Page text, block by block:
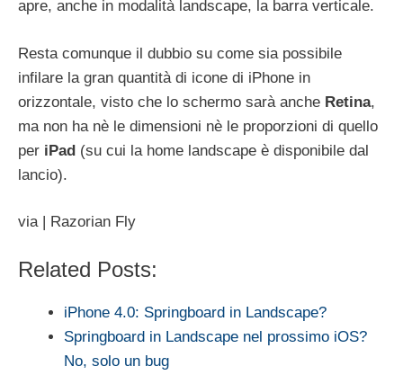
apre, anche in modalità landscape, la barra verticale.
Resta comunque il dubbio su come sia possibile
infilare la gran quantità di icone di iPhone in
orizzontale, visto che lo schermo sarà anche Retina,
ma non ha nè le dimensioni nè le proporzioni di quello
per iPad (su cui la home landscape è disponibile dal
lancio).
via | Razorian Fly
Related Posts:
iPhone 4.0: Springboard in Landscape?
Springboard in Landscape nel prossimo iOS?
No, solo un bug